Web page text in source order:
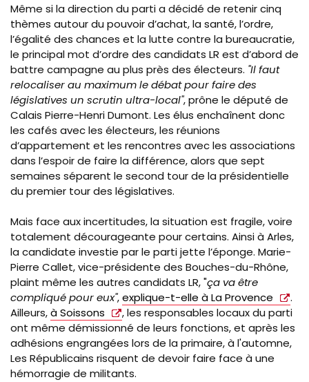
Même si la direction du parti a décidé de retenir cinq
thèmes autour du pouvoir d’achat, la santé, l’ordre,
l’égalité des chances et la lutte contre la bureaucratie,
le principal mot d’ordre des candidats LR est d’abord de
battre campagne au plus près des électeurs. "Il faut
relocaliser au maximum le débat pour faire des
législatives un scrutin ultra-local", prône le député de
Calais Pierre-Henri Dumont. Les élus enchaînent donc
les cafés avec les électeurs, les réunions
d’appartement et les rencontres avec les associations
dans l’espoir de faire la différence, alors que sept
semaines séparent le second tour de la présidentielle
du premier tour des législatives.
Mais face aux incertitudes, la situation est fragile, voire
totalement décourageante pour certains. Ainsi à Arles,
la candidate investie par le parti jette l’éponge. Marie-
Pierre Callet, vice-présidente des Bouches-du-Rhône,
plaint même les autres candidats LR, "ça va être
compliqué pour eux",explique-t-elle à La Provence
.
Ailleurs,à Soissons
, les responsables locaux du parti
ont même démissionné de leurs fonctions, et après les
adhésions engrangées lors de la primaire, à l'automne,
Les Républicains risquent de devoir faire face à une
hémorragie de militants.